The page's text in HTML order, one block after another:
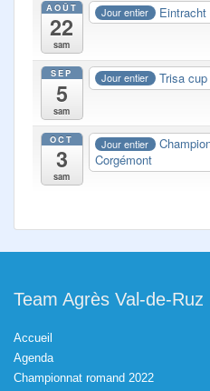
AOÛT
22
sam
Jour entier
SEP
5
sam
Jour entier Trisa
OCT
3
sam
Jour entier
Corgémont
Team Agrès Val-de-Ruz
Accueil
Agenda
Championnat romand 2022